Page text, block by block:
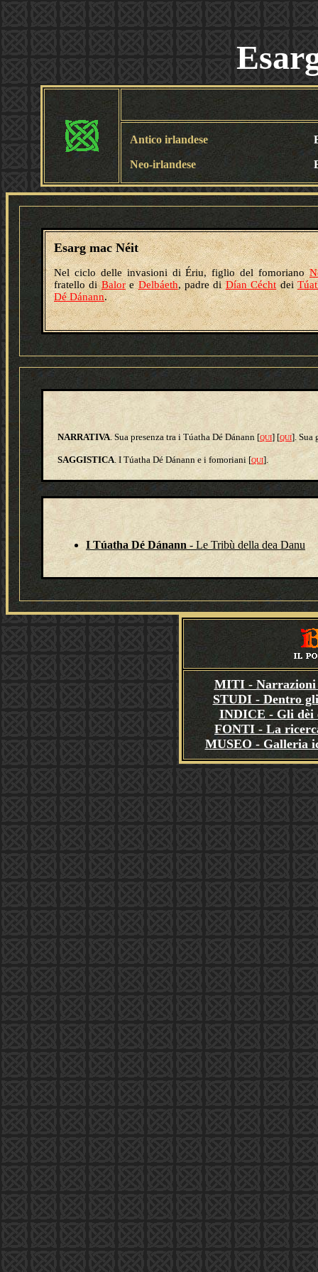
Antico irlandese
Neo-irlandese
Esarg mac Néit
Nel ciclo delle invasioni di Ériu, figlio del fomoriano
fratello diBaloreDelbáeth, padre diDían Céchtdei
Dé Dánann.
NARRATIVA. Sua presenza tra i Túatha Dé Dánann [QUI] [QUI]. Sua
SAGGISTICA. I Túatha Dé Dánann e i fomoriani [QUI].
I Túatha Dé Dánann - Le Tribù della dea Danu
MITI - Narrazioni
STUDI - Dentro
INDICE - Gli dèi
FONTI - La
MUSEO - Galleria